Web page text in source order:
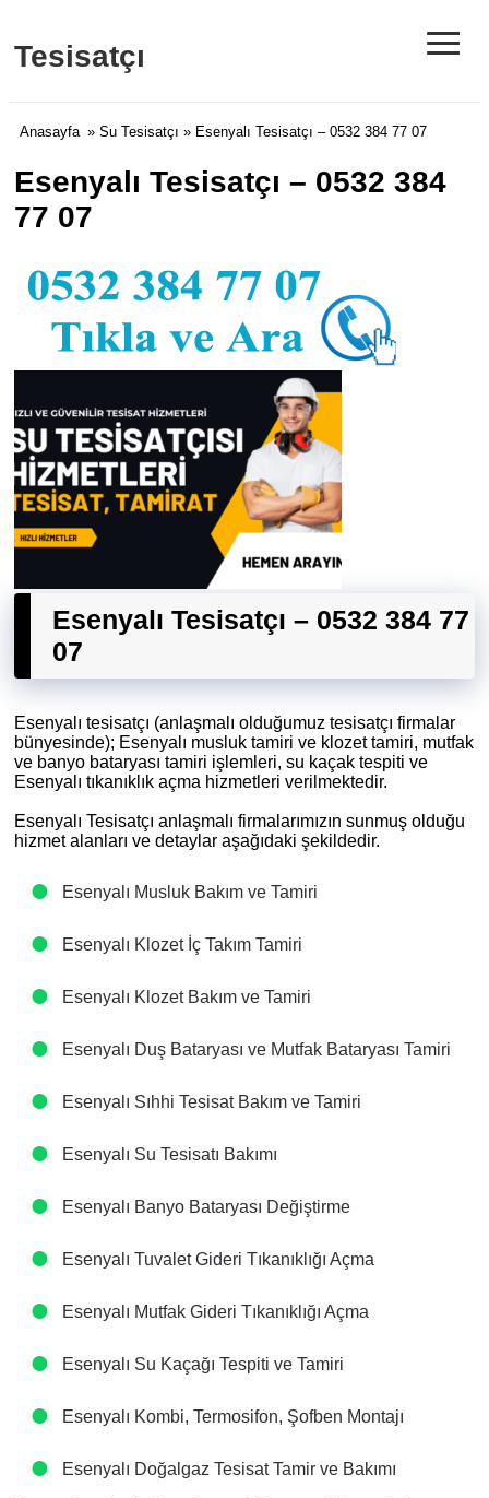
Tesisatçı ≡
Anasayfa » Su Tesisatçı » Esenyalı Tesisatçı – 0532 384 77 07
Esenyalı Tesisatçı – 0532 384
77 07
Esenyalı Tesisatçı – 0532 384 77
07
Esenyalı tesisatçı (anlaşmalı olduğumuz tesisatçı firmalar
bünyesinde); Esenyalı musluk tamiri ve klozet tamiri, mutfak
ve banyo bataryası tamiri işlemleri, su kaçak tespiti ve
Esenyalı tıkanıklık açma hizmetleri verilmektedir.
Esenyalı Tesisatçı anlaşmalı firmalarımızın sunmuş olduğu
hizmet alanları ve detaylar aşağıdaki şekildedir.
Esenyalı Musluk Bakım ve Tamiri
Esenyalı Klozet İç Takım Tamiri
Esenyalı Klozet Bakım ve Tamiri
Esenyalı Duş Bataryası ve Mutfak Bataryası Tamiri
Esenyalı Sıhhi Tesisat Bakım ve Tamiri
Esenyalı Su Tesisatı Bakımı
Esenyalı Banyo Bataryası Değiştirme
Esenyalı Tuvalet Gideri Tıkanıklığı Açma
Esenyalı Mutfak Gideri Tıkanıklığı Açma
Esenyalı Su Kaçağı Tespiti ve Tamiri
Esenyalı Kombi, Termosifon, Şofben Montajı
Esenyalı Doğalgaz Tesisat Tamir ve Bakımı